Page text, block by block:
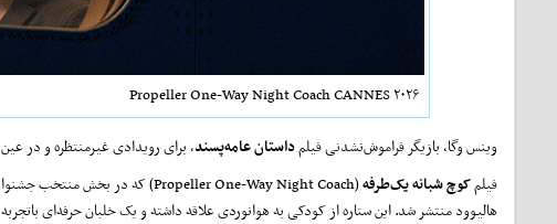
Propeller One-Way Night Coach CANNES ۲۰۲۶
وینس وگا، بازیگر فراموش‌نشدنی فیلمداستان عامه‌پسند، برای رویدادی غیرمنتظره و در
فیلمکوچ شبانه یک‌طرفه(Propeller One-Way Night Coach) که در بخش منتخب جشنواره کن به نمایش درمی‌آید، اقتباسی از کتابی است که در سال ۱۹۹۷ توسط
هالیوود منتشر شد. این ستاره از کودکی به هوانوردی علاقه داشته و یک خلبان حرفه‌ای